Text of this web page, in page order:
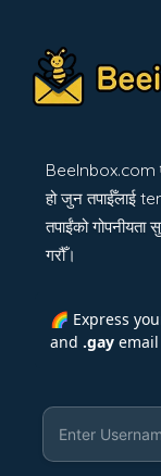
BeeInbox.com
हो जुन तपाईँलाई
तपाईंको गोपनीयता
गरौँ।
🌈 Express
and .gayemail